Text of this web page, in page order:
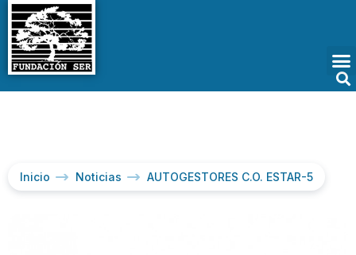
Inicio Noticias AUTOGESTORES C.O. ESTAR-5